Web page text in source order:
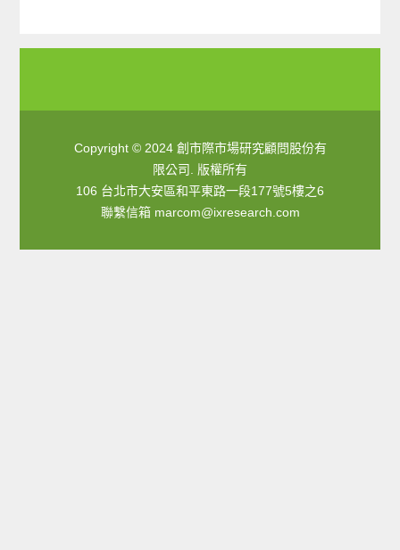
Copyright © 2024 創市際市場研究顧問股份有
限公司. 版權所有
106 台北市大安區和平東路一段177號5樓之6
聯繫信箱 marcom@ixresearch.com